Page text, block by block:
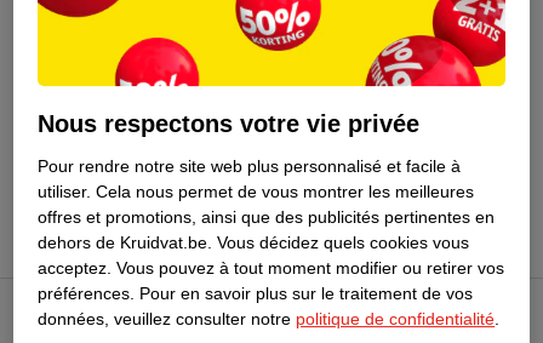
Pivoine
Conseil par Kruidvat
Club Kruidvat
Nous respectons votre vie privée
Pour rendre notre site web plus personnalisé et facile à
utiliser. Cela nous permet de vous montrer les meilleures
offres et promotions, ainsi que des publicités pertinentes en
dehors de Kruidvat.be. Vous décidez quels cookies vous
acceptez. Vous pouvez à tout moment modifier ou retirer vos
préférences. Pour en savoir plus sur le traitement de vos
données, veuillez consulter notre politique de confidentialité.